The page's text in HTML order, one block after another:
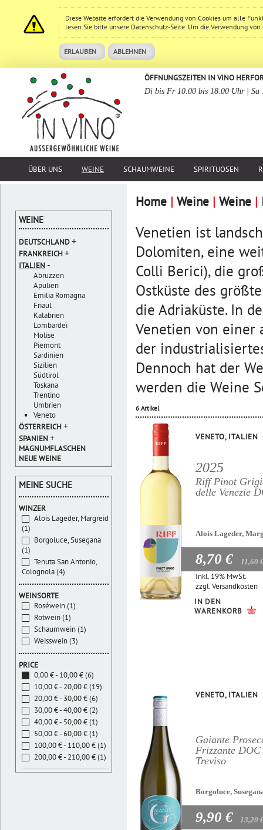
Diese Website erfordert die Verwendung von Cookies um alle
lesen Sie bitte unsere Datenschutz-Seite. Um die Verwendung
ERLAUBEN ABLEHNEN
ÖFFNUNGSZEITEN IN VINO
Di bis Fr 10.00 bis 18.00 Uhr | Sa
ÜBER UNS WEINE SCHAUMWEINE SPIRITUOSEN
Home | Weine | Weine |
Venetien ist
Dolomiten, eine
Colli Berici), die
Ostküste des
die Adriaküste. In
Venetien von einer
der
Dennoch hat der
werden die Weine
6 Artikel
VENETO, ITALIEN
2025
Riff Pinot
delle Venezie
Alois Lageder,
8,70 € 11,60
Inkl. 19% MwSt.
zzgl.Versandkosten
IN DEN
WARENKORB
VENETO, ITALIEN
Gaiante
Frizzante DOC
Treviso
Borgoluce,
9,90 € 13,20
WEINE
DEUTSCHLAND+
FRANKREICH+
ITALIEN -
Abruzzen
Apulien
Emilia Romagna
Friaul
Kalabrien
Lombardei
Molise
Piemont
Sardinien
Sizilien
Südtirol
Toskana
Trentino
Umbrien
Veneto
ÖSTERREICH+
SPANIEN+
MAGNUMFLASCHEN
NEUE WEINE
MEINE SUCHE
WINZER
Alois Lageder, Margreid
(1)
Borgoluce, Susegana
(1)
Tenuta San Antonio,
Colognola (4)
WEINSORTE
Roséwein (1)
Rotwein (1)
Schaumwein (1)
Weisswein (3)
PRICE
0,00 € - 10,00 € (6)
10,00 € - 20,00 € (19)
20,00 € - 30,00 € (6)
30,00 € - 40,00 € (2)
40,00 € - 50,00 € (1)
50,00 € - 60,00 € (1)
100,00 € - 110,00 € (1)
200,00 € - 210,00 € (1)